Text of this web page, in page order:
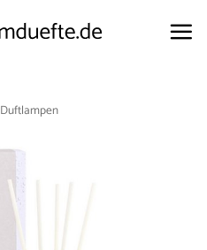
Duftlampen